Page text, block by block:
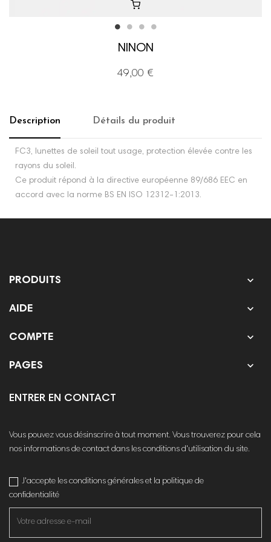
NINON
49,00 €
Description Détails du produit
FC3, lunettes de soleil tout usage, protection élevée contre les
rayons du soleil.
Ce produit répond à la directive européenne 89/686 EEC en
accord avec la norme BS EN ISO 12312-1:2013.
PRODUITS 
AIDE 
COMPTE 
PAGES 
ENTRER EN CONTACT
Vous pouvez vous désinscrire à tout moment. Vous trouverez pour cela
nos informations de contact dans les conditions d'utilisation du site.
J'accepte les conditions générales et la politique de
confidentialité